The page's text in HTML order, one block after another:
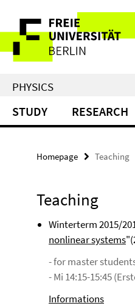
direkt
Inhalt
Service
Navigation
PHYSICS
STUDY RESEARCH
Homepage Teaching
Teaching
Winterterm 2015/
nonlinear systems
- for master
- Mi 14:15-15:45
Informations